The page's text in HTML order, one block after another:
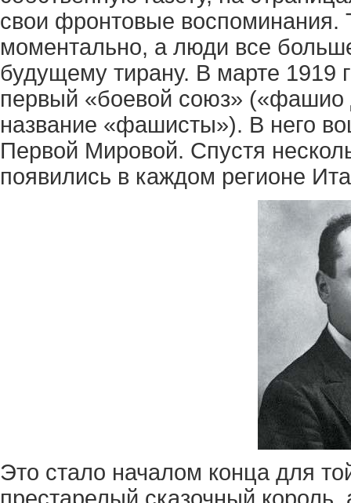
свои фронтовые воспоминания.
моментально, а люди все
будущему тирану. В марте 1919
первый «боевой союз» («фашио
название «фашисты»). В него
Первой Мировой. Спустя
появились в каждом регионе
Это стало началом конца для